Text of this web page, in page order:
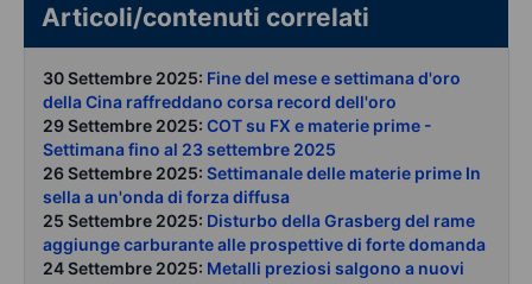
Articoli/contenuti correlati
30 Settembre 2025: Fine del mese e settimana d'oro
della Cina raffreddano corsa record dell'oro
29 Settembre 2025: COT su FX e materie prime -
Settimana fino al 23 settembre 2025
26 Settembre 2025: Settimanale delle materie prime In
sella a un'onda di forza diffusa
25 Settembre 2025: Disturbo della Grasberg del rame
aggiunge carburante alle prospettive di forte domanda
24 Settembre 2025: Metalli preziosi salgono a nuovi